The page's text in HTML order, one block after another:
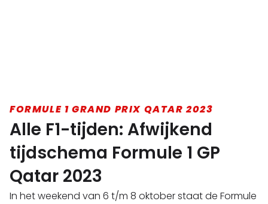
FORMULE 1 GRAND PRIX QATAR 2023
Alle F1-tijden: Afwijkend
tijdschema Formule 1 GP
Qatar 2023
In het weekend van 6 t/m 8 oktober staat de Formule